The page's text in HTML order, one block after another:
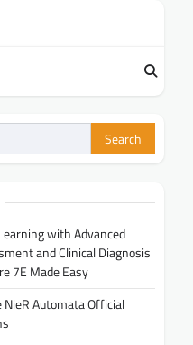
with Advanced
and Clinical Diagnosis
7E Made Easy
NieR Automata Official